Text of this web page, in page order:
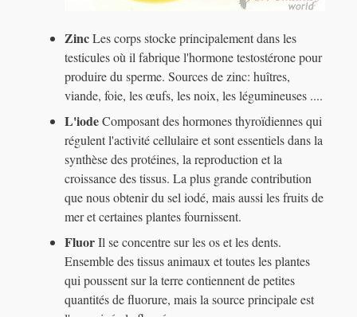
ZincLes corps stocke principalement dans les
testicules où il fabrique l'hormone testostérone pour
produire du sperme. Sources de zinc: huîtres,
viande, foie, les œufs, les noix, les légumineuses ....
L'iodeComposant des hormones thyroïdiennes qui
régulent l'activité cellulaire et sont essentiels dans la
synthèse des protéines, la reproduction et la
croissance des tissus. La plus grande contribution
que nous obtenir du sel iodé, mais aussi les fruits de
mer et certaines plantes fournissent.
FluorIl se concentre sur les os et les dents.
Ensemble des tissus animaux et toutes les plantes
qui poussent sur la terre contiennent de petites
quantités de fluorure, mais la source principale est